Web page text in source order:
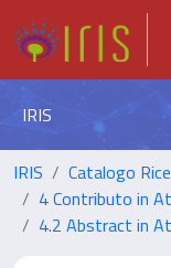
IRIS
IRIS
Catalogo
4 Contributo in
4.2 Abstract in